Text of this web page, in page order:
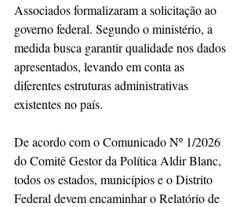
Associados formalizaram a solicitação ao
governo federal. Segundo o ministério, a
medida busca garantir qualidade nos dados
apresentados, levando em conta as
diferentes estruturas administrativas
existentes no país.
De acordo com o Comunicado Nº 1/2026
do Comitê Gestor da Política Aldir Blanc,
todos os estados, municípios e o Distrito
Federal devem encaminhar o Relatório de